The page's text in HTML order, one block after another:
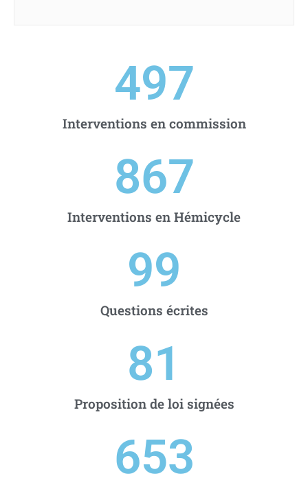
Interventions en commission
497
Interventions en Hémicycle
867
Questions écrites
99
Proposition de loi signées
81
653